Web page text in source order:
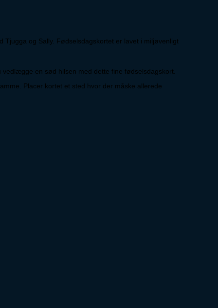
og Sally. Fødselsdagskortet er lavet i miljøvenligt
en sød hilsen med dette fine fødselsdagskort.
Placer kortet et sted hvor der måske allerede